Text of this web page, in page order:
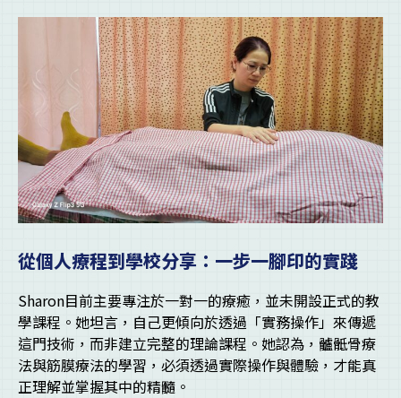
從個人療程到學校分享：一步一腳印的實踐
Sharon目前主要專注於一對一的療癒，並未開設正式的教
學課程。她坦言，自己更傾向於透過「實務操作」來傳遞
這門技術，而非建立完整的理論課程。她認為，髗骶骨療
法與筋膜療法的學習，必須透過實際操作與體驗，才能真
正理解並掌握其中的精髓。